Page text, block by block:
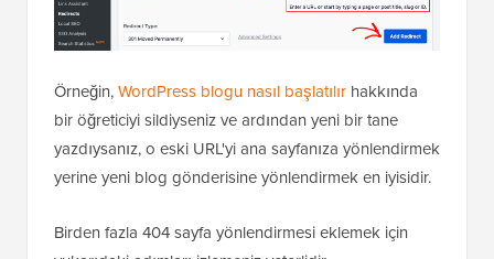
Örneğin,WordPress blogu nasıl başlatılırhakkında
yazdıysanız, o eski URL'yi ana sayfanıza yönlendirmek